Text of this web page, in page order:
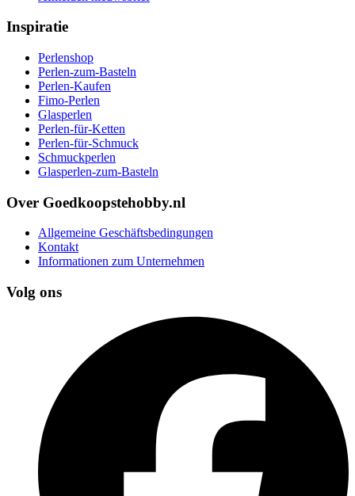
Inspiratie
Perlenshop
Perlen-zum-Basteln
Perlen-Kaufen
Fimo-Perlen
Glasperlen
Perlen-für-Ketten
Perlen-für-Schmuck
Schmuckperlen
Glasperlen-zum-Basteln
Over Goedkoopstehobby.nl
Allgemeine Geschäftsbedingungen
Kontakt
Informationen zum Unternehmen
Volg ons